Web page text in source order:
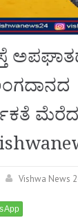
ಮೆರೆದ
Vishwa News